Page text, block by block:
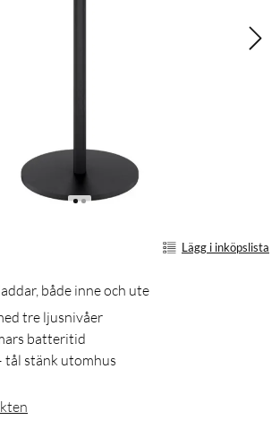
Lägg i inköpslista
både inne och ute
tre ljusnivåer
batteritid
tål stänk utomhus